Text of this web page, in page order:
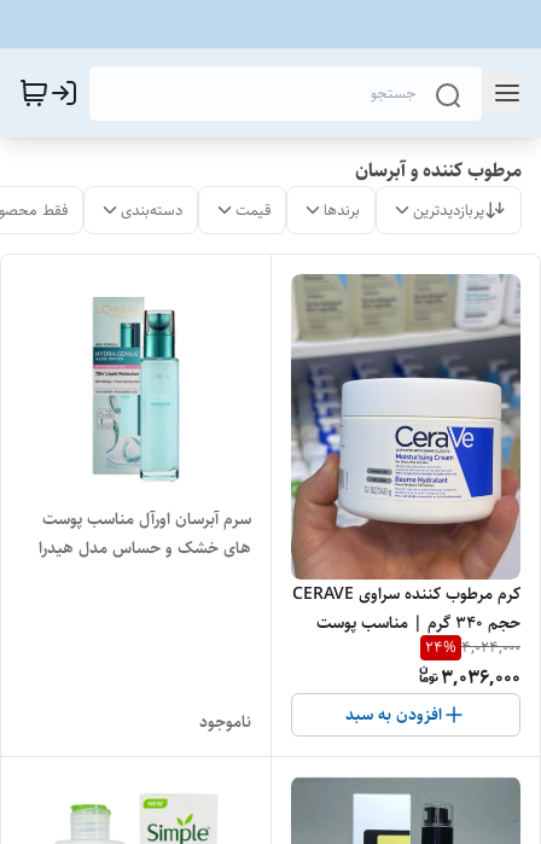
مرطوب کننده و‌ آبرسان
پربازدیدترین برندها قیمت دسته‌بندی فقط
کرم مرطوب کننده سراوی CERAVE
حجم ۳۴۰ گرم | مناسب پوست
خشک و بسیار خشک
4,024,000
24%
3,036,000
افزودن به سبد
سرم آبرسان اورآل مناسب پوست
های خشک و حساس مدل هیدرا
ناموجود